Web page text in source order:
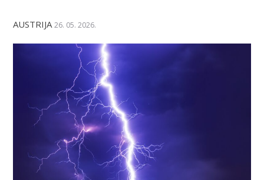
AUSTRIJA 26. 05. 2026.